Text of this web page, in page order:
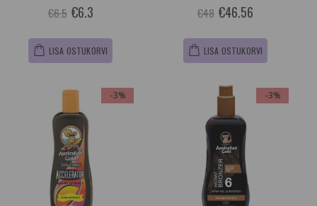
€6.5 €6.3
LISA OSTUKORVI
€48 €46.56
LISA OSTUKORVI
-3% -3%